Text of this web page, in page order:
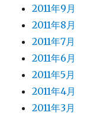
2011年9月
2011年8月
2011年7月
2011年6月
2011年5月
2011年4月
2011年3月